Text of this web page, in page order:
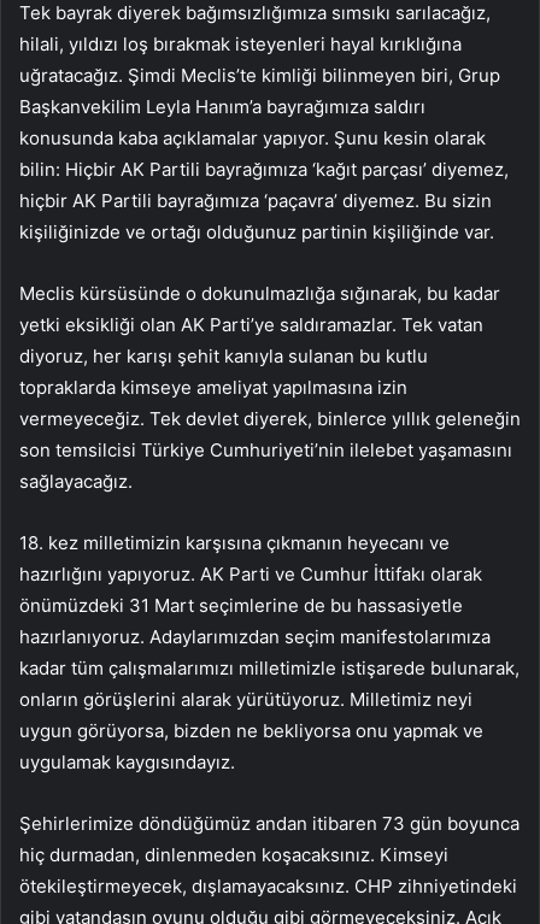
Tek bayrak diyerek bağımsızlığımıza sımsıkı sarılacağız,
hilali, yıldızı loş bırakmak isteyenleri hayal kırıklığına
uğratacağız. Şimdi Meclis’te kimliği bilinmeyen biri, Grup
Başkanvekilim Leyla Hanım’a bayrağımıza saldırı
konusunda kaba açıklamalar yapıyor. Şunu kesin olarak
bilin: Hiçbir AK Partili bayrağımıza ‘kağıt parçası’ diyemez,
hiçbir AK Partili bayrağımıza ‘paçavra’ diyemez. Bu sizin
kişiliğinizde ve ortağı olduğunuz partinin kişiliğinde var.
Meclis kürsüsünde o dokunulmazlığa sığınarak, bu kadar
yetki eksikliği olan AK Parti’ye saldıramazlar. Tek vatan
diyoruz, her karışı şehit kanıyla sulanan bu kutlu
topraklarda kimseye ameliyat yapılmasına izin
vermeyeceğiz. Tek devlet diyerek, binlerce yıllık geleneğin
son temsilcisi Türkiye Cumhuriyeti’nin ilelebet yaşamasını
sağlayacağız.
18. kez milletimizin karşısına çıkmanın heyecanı ve
hazırlığını yapıyoruz. AK Parti ve Cumhur İttifakı olarak
önümüzdeki 31 Mart seçimlerine de bu hassasiyetle
hazırlanıyoruz. Adaylarımızdan seçim manifestolarımıza
kadar tüm çalışmalarımızı milletimizle istişarede bulunarak,
onların görüşlerini alarak yürütüyoruz. Milletimiz neyi
uygun görüyorsa, bizden ne bekliyorsa onu yapmak ve
uygulamak kaygısındayız.
Şehirlerimize döndüğümüz andan itibaren 73 gün boyunca
hiç durmadan, dinlenmeden koşacaksınız. Kimseyi
ötekileştirmeyecek, dışlamayacaksınız. CHP zihniyetindeki
gibi vatandaşın oyunu olduğu gibi görmeyeceksiniz. Açık